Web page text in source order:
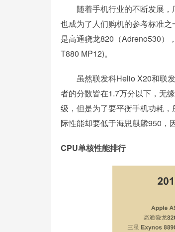
随着手机行业的不断发展，
也成为了人们购机的参考标准
是高通骁龙820（Adreno530）
T880 MP12)。
虽然联发科Helio X20和联发
者的分数皆在1.7万分以下，无
级，但是为了要平衡手机功耗
际性能却要低于海思麒麟950，
CPU单核性能排行